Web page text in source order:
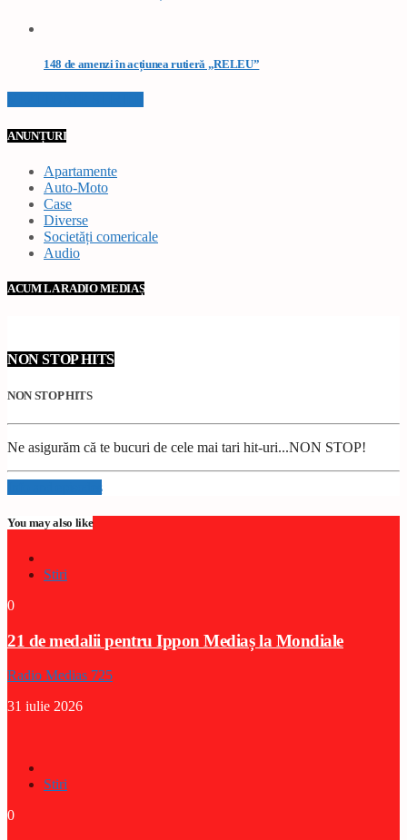
148 de amenzi în acțiunea rutieră „RELEU”
ANUNȚURI
Apartamente
Auto-Moto
Case
Diverse
Societăți comericale
Audio
ACUM LA RADIO MEDIAȘ
NON STOP HITS
NON STOP HITS
Ne asigurăm că te bucuri de cele mai tari hit-uri...NON STOP!
Info and episodes
You may also like
Stiri
0
21 de medalii pentru Ippon Mediaș la Mondiale
Radio Medias 725
31 iulie 2026
Stiri
0